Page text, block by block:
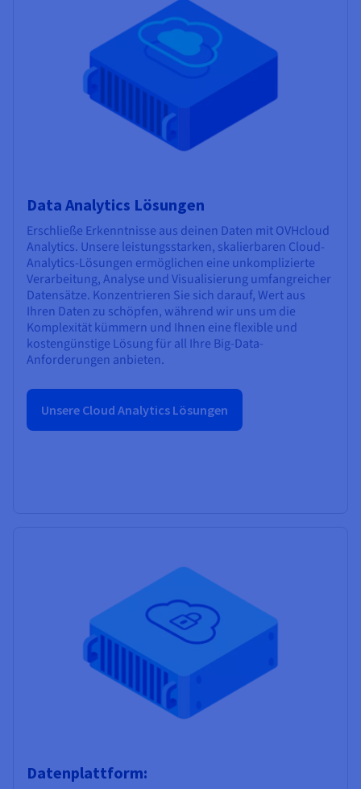
Data Analytics Lösungen
Erschließe Erkenntnisse aus deinen Daten mit OVHcloud
Analytics. Unsere leistungsstarken, skalierbaren Cloud-
Analytics-Lösungen ermöglichen eine unkomplizierte
Verarbeitung, Analyse und Visualisierung umfangreicher
Datensätze. Konzentrieren Sie sich darauf, Wert aus
Ihren Daten zu schöpfen, während wir uns um die
Komplexität kümmern und Ihnen eine flexible und
kostengünstige Lösung für all Ihre Big-Data-
Anforderungen anbieten.
Unsere Cloud Analytics Lösungen
Datenplattform: